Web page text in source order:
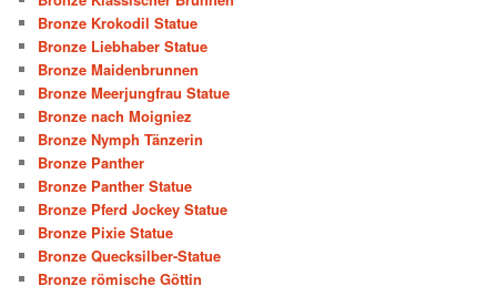
Bronze Krokodil Statue
Bronze Liebhaber Statue
Bronze Maidenbrunnen
Bronze Meerjungfrau Statue
Bronze nach Moigniez
Bronze Nymph Tänzerin
Bronze Panther
Bronze Panther Statue
Bronze Pferd Jockey Statue
Bronze Pixie Statue
Bronze Quecksilber-Statue
Bronze römische Göttin